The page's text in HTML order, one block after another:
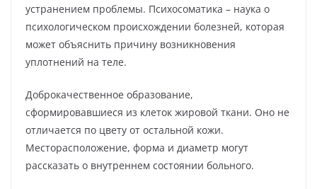
устранением проблемы. Психосоматика – наука о
психологическом происхождении болезней, которая
может объяснить причину возникновения
уплотнений на теле.
Доброкачественное образование,
сформировавшиеся из клеток жировой ткани. Оно не
отличается по цвету от остальной кожи.
Месторасположение, форма и диаметр могут
рассказать о внутреннем состоянии больного.